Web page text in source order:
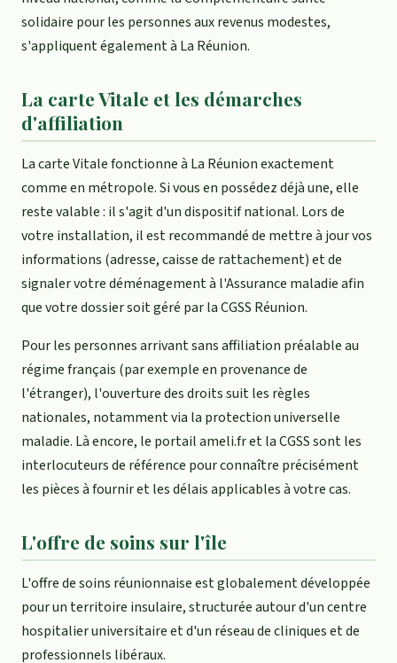
solidaire pour les personnes aux revenus modestes,
s'appliquent également à La Réunion.
La carte Vitale et les démarches
d'affiliation
La carte Vitale fonctionne à La Réunion exactement
comme en métropole. Si vous en possédez déjà une, elle
reste valable : il s'agit d'un dispositif national. Lors de
votre installation, il est recommandé de mettre à jour vos
informations (adresse, caisse de rattachement) et de
signaler votre déménagement à l'Assurance maladie afin
que votre dossier soit géré par la CGSS Réunion.
Pour les personnes arrivant sans affiliation préalable au
régime français (par exemple en provenance de
l'étranger), l'ouverture des droits suit les règles
nationales, notamment via la protection universelle
maladie. Là encore, le portail ameli.fr et la CGSS sont les
interlocuteurs de référence pour connaître précisément
les pièces à fournir et les délais applicables à votre cas.
L'offre de soins sur l'île
L'offre de soins réunionnaise est globalement développée
pour un territoire insulaire, structurée autour d'un centre
hospitalier universitaire et d'un réseau de cliniques et de
professionnels libéraux.